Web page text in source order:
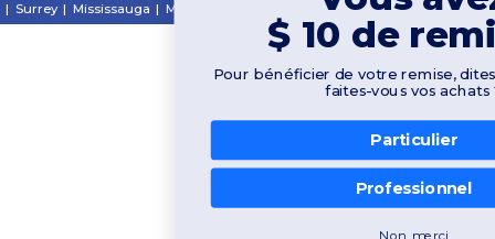
| Surrey | Mississauga | Markham
Si vous avez des questions ou
des préoccupations, vous
pouvez nous contacter à tout
$ 10 de remise !
Pour bénéficier de votre remise, dites-nous : pour qui
faites-vous vos achats ?